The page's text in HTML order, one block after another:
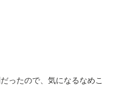
ったので、気になるなめこ